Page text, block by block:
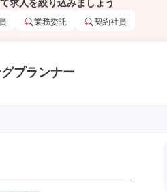
求人を絞り込みましょう
業務委託 契約社員
プランナー
――――――――――――――――...